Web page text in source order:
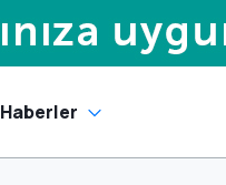
Haberler